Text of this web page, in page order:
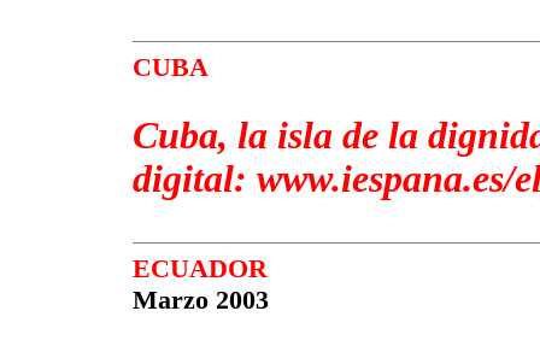
CUBA
Cuba, la isla de la
digital: www.iespana.es/
ECUADOR
Marzo 2003